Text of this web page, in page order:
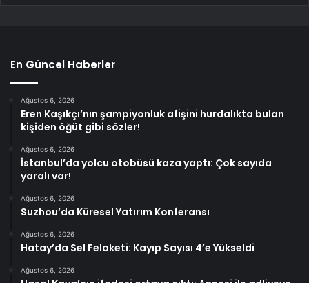
En Güncel Haberler
Ağustos 6, 2026
Eren Kaşıkçı’nın şampiyonluk afişini hurdalıkta bulan
kişiden öğüt gibi sözler!
Ağustos 6, 2026
İstanbul’da yolcu otobüsü kaza yaptı: Çok sayıda
yaralı var!
Ağustos 6, 2026
Suzhou’da Küresel Yatırım Konferansı
Ağustos 6, 2026
Hatay’da Sel Felaketi: Kayıp Sayısı 4’e Yükseldi
Ağustos 6, 2026